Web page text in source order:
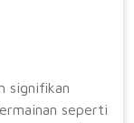
signifikan
seperti